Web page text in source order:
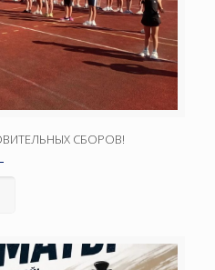
СБОРОВ!